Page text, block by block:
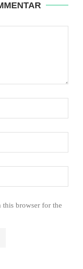
this browser for the